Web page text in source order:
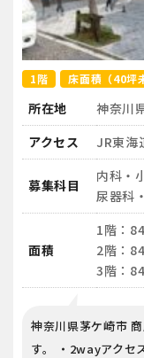
1階 床面積（40坪
所在地
神奈川
アクセス
JR東海
募集科目
内科・
尿器科
面積
1階：
2階：
3階：
神奈川県茅ケ崎市
す。 ・2wayアクセ